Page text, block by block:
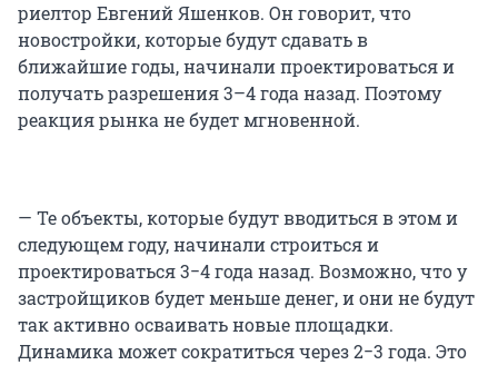
риелтор Евгений Яшенков. Он говорит, что
новостройки, которые будут сдавать в
ближайшие годы, начинали проектироваться и
получать разрешения 3–4 года назад. Поэтому
реакция рынка не будет мгновенной.
— Те объекты, которые будут вводиться в этом и
следующем году, начинали строиться и
проектироваться 3−4 года назад. Возможно, что у
застройщиков будет меньше денег, и они не будут
так активно осваивать новые площадки.
Динамика может сократиться через 2−3 года. Это